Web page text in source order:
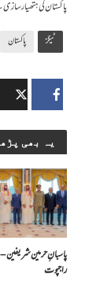
پاکستان کی ہتھیار
ٹیگز پاکستان
یہ بھی
پاسبانِ حرمین شریفین –
راجپوت